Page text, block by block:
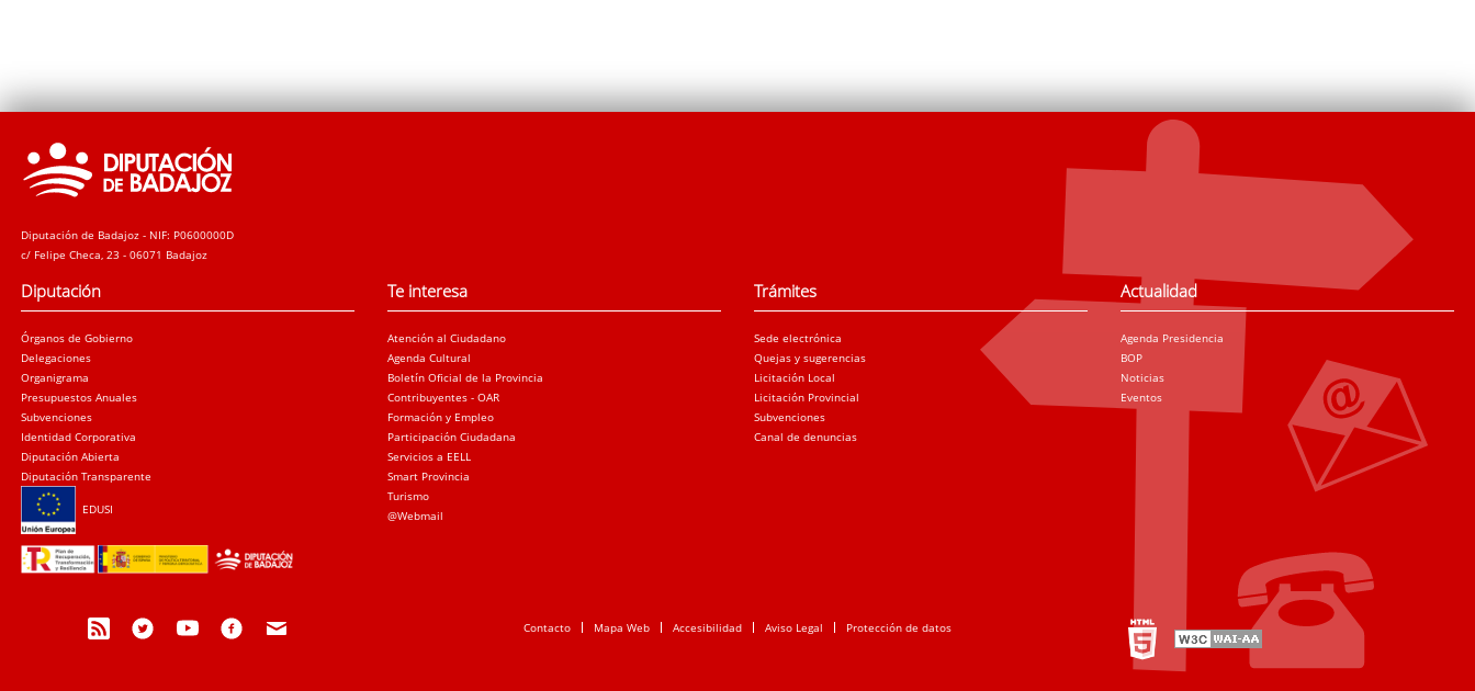
Diputación de Badajoz - NIF: P0600000D
c/ Felipe Checa, 23 - 06071 Badajoz
Diputación
Órganos de Gobierno
Delegaciones
Organigrama
Presupuestos Anuales
Subvenciones
Identidad Corporativa
Diputación Abierta
Diputación Transparente
EDUSI
Te interesa
Atención al Ciudadano
Agenda Cultural
Boletín Oficial de la Provincia
Contribuyentes - OAR
Formación y Empleo
Participación Ciudadana
Servicios a EELL
Smart Provincia
Turismo
@Webmail
Trámites
Sede electrónica
Quejas y sugerencias
Licitación Local
Licitación Provincial
Subvenciones
Canal de denuncias
Actualidad
Agenda Presidencia
BOP
Noticias
Eventos
Contacto Mapa Web Accesibilidad Aviso Legal Protección de datos